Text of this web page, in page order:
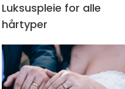
Luksuspleie for alle
hårtyper